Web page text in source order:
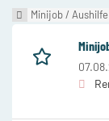
Minijob / Aushilfe